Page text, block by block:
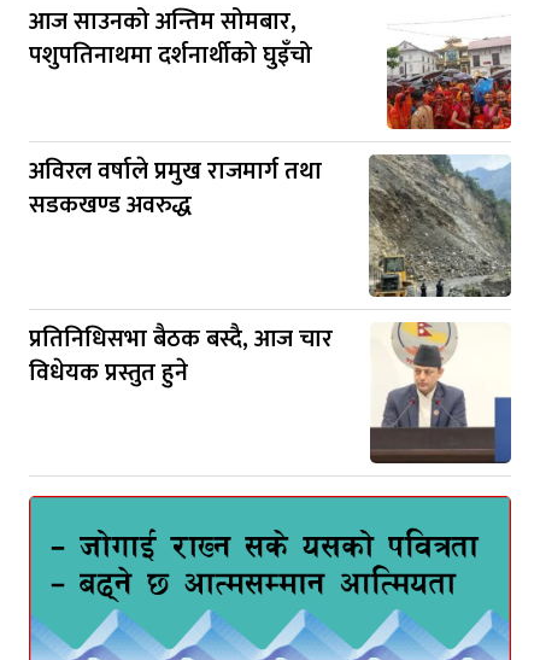
आज साउनको अन्तिम सोमबार,
पशुपतिनाथमा दर्शनार्थीको घुइँचो
अविरल वर्षाले प्रमुख राजमार्ग तथा
सडकखण्ड अवरुद्ध
प्रतिनिधिसभा बैठक बस्दै, आज चार
विधेयक प्रस्तुत हुने